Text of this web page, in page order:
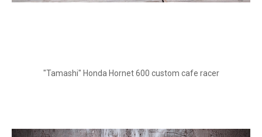
"Tamashi" Honda Hornet 600 custom cafe racer